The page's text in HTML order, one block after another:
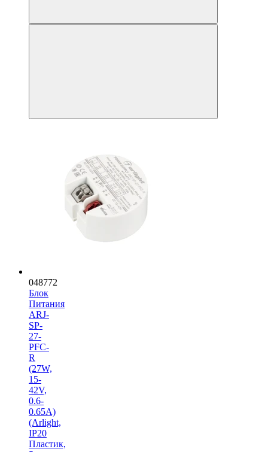
048772
Блок
Питания
ARJ-
SP-
27-
PFC-
R
(27W,
15-
42V,
0.6-
0.65A)
(Arlight,
IP20
Пластик,